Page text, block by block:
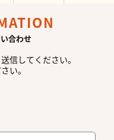
合わせ
信してください。
い。